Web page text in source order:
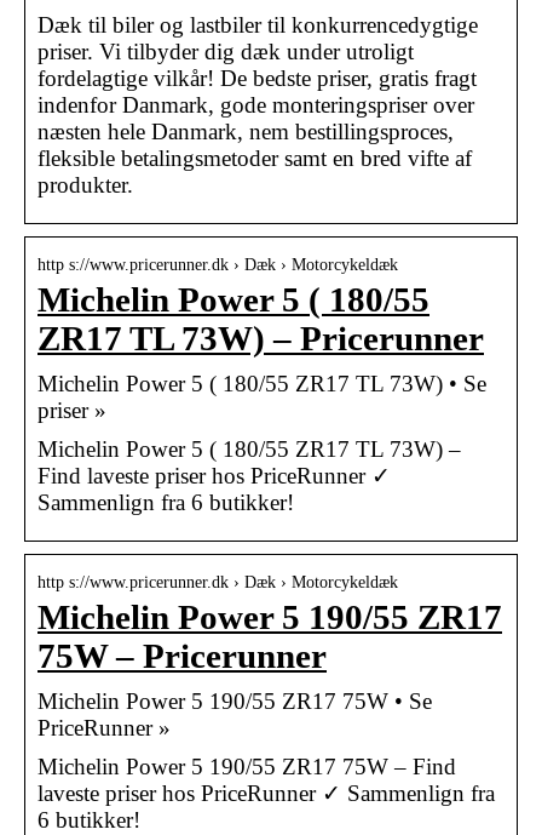
Dæk til biler og lastbiler til konkurrencedygtige
priser. Vi tilbyder dig dæk under utroligt
fordelagtige vilkår! De bedste priser, gratis fragt
indenfor Danmark, gode monteringspriser over
næsten hele Danmark, nem bestillingsproces,
fleksible betalingsmetoder samt en bred vifte af
produkter.
http s://www.pricerunner.dk › Dæk › Motorcykeldæk
Michelin Power 5 ( 180/55
ZR17 TL 73W) – Pricerunner
Michelin Power 5 ( 180/55 ZR17 TL 73W) • Se
priser »
Michelin Power 5 ( 180/55 ZR17 TL 73W) –
Find laveste priser hos PriceRunner ✓
Sammenlign fra 6 butikker!
http s://www.pricerunner.dk › Dæk › Motorcykeldæk
Michelin Power 5 190/55 ZR17
75W – Pricerunner
Michelin Power 5 190/55 ZR17 75W • Se
PriceRunner »
Michelin Power 5 190/55 ZR17 75W – Find
laveste priser hos PriceRunner ✓ Sammenlign fra
6 butikker!